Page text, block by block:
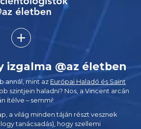
izgalma @az életben
annál, mint az Európai Haladó és Saint
szintjein haladni? Nos, a Vincent arcán
ítélve – semmi!
a világ minden táján részt vesznek
tanácsadás), hogy szellemi